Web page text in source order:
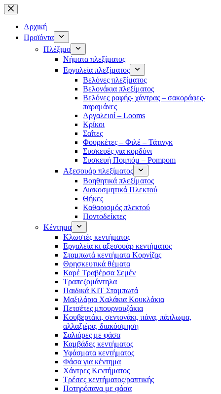
Μετάβαση
στο
περιεχόμενο
Αρχική
Προϊόντα
Πλέξιμο
Νήματα πλεξίματος
Εργαλεία πλεξίματος
Βελόνες πλεξίματος
Βελονάκια πλεξίματος
Βελόνες ραφής- χάντρας – σακοράφες-
παραμάνες
Αργαλειοί – Looms
Κρίκοι
Σαΐτες
Φουρκέτες – Φιλέ – Τάτινγκ
Συσκευές για κορδόνι
Συσκευή Πομπόμ – Pompom
Αξεσουάρ πλεξίματος
Βοηθητικά πλεξίματος
Διακοσμητικά Πλεκτού
Θήκες
Καθαρισμός πλεκτού
Ποντοδείκτες
Κέντημα
Κλωστές κεντήματος
Eργαλεία κι αξεσουάρ κεντήματος
Σταμπωτά κεντήματα Κορνίζας
Θρησκευτικά θέματα
Καρέ Τραβέρσα Σεμέν
Τραπεζομάντηλα
Παιδικά KIT Σταμπωτά
Μαξιλάρια Χαλάκια Κουκλάκια
Πετσέτες μπουρνουζάκια
Κουβερτάκι, σεντονάκι, πάνα, πάπλωμα,
αλλαξιέρα, διακόσμηση
Σαλιάρες με φάσα
Καμβάδες κεντήματος
Υφάσματα κεντήματος
Φάσα για κέντημα
Χάντρες Κεντήματος
Τρέσες κεντήματος/ραπτικής
Ποτηρόπανα με φάσα